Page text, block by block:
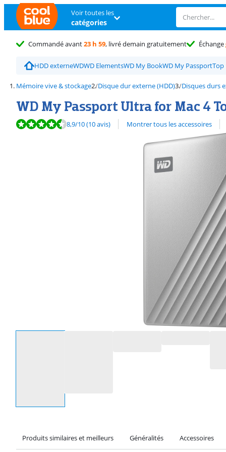
Voir toutes les
catégories
Commandé avant23 h 59, livré demain gratuitement Échange
HDD externeWDWD ElementsWD My BookWD My PassportTop
Mémoire vive & stockage Disque dur externe (HDD) Disques durs
WD My Passport Ultra for Mac 4
La note est de 8,9 sur 10, basée sur 10 avis.
8,9/10(10 avis) Montrer tous les accessoires
Découvrez l'ensemble des
Produits similaires et meilleurs Généralités Accessoires